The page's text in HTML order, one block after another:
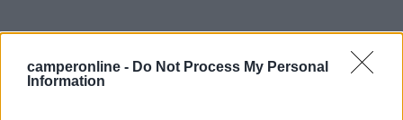
camperonline - Do Not Process My Personal
Information